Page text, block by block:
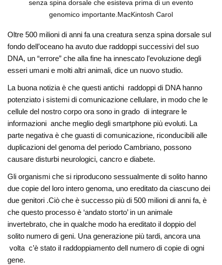
senza spina dorsale che esisteva prima di un evento
genomico importante.MacKintosh Carol
Oltre 500 milioni di anni fa una creatura senza spina dorsale sul
fondo dell’oceano ha avuto due raddoppi successivi del suo
DNA, un “errore” che alla fine ha innescato l’evoluzione degli
esseri umani e molti altri animali, dice un nuovo studio.
La buona notizia è che questi antichi raddoppi di DNA hanno
potenziato i sistemi di comunicazione cellulare, in modo che le
cellule del nostro corpo ora sono in grado di integrare le
informazioni anche meglio degli smartphone più evoluti. La
parte negativa è che guasti di comunicazione, riconducibili alle
duplicazioni del genoma del periodo Cambriano, possono
causare disturbi neurologici, cancro e diabete.
Gli organismi che si riproducono sessualmente di solito hanno
due copie del loro intero genoma, uno ereditato da ciascuno dei
due genitori .Ciò che è successo più di 500 milioni di anni fa, è
che questo processo è ‘andato storto’ in un animale
invertebrato, che in qualche modo ha ereditato il doppio del
solito numero di geni. Una generazione più tardi, ancora una
volta c’è stato il raddoppiamento dell numero di copie di ogni
gene.